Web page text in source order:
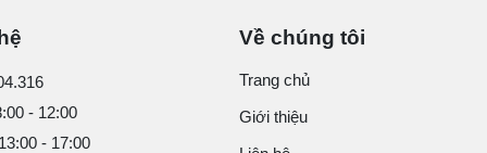
- 12:00
- 17:00
Về chúng tôi
Trang chủ
Giới thiệu